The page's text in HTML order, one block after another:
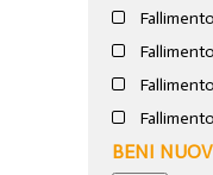
BENI